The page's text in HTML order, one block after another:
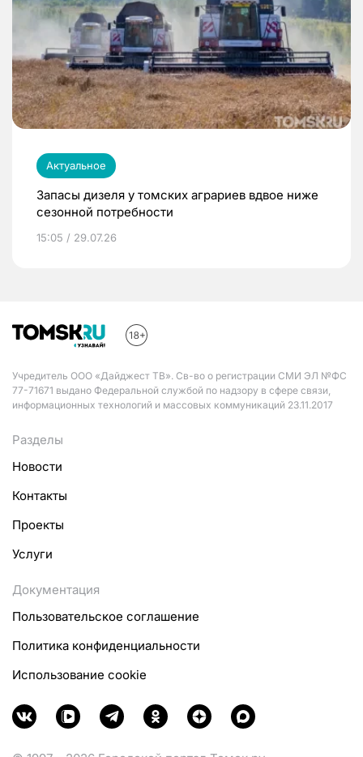
Актуальное
Запасы дизеля у томских аграриев вдвое ниже
сезонной потребности
15:05 / 29.07.26
Учредитель ООО «Дайджест ТВ». Св-во о регистрации СМИ ЭЛ №ФС
77-71671 выдано Федеральной службой по надзору в сфере связи,
информационных технологий и массовых коммуникаций 23.11.2017
Разделы
Новости
Контакты
Проекты
Услуги
Документация
Пользовательское соглашение
Политика конфиденциальности
Использование cookie